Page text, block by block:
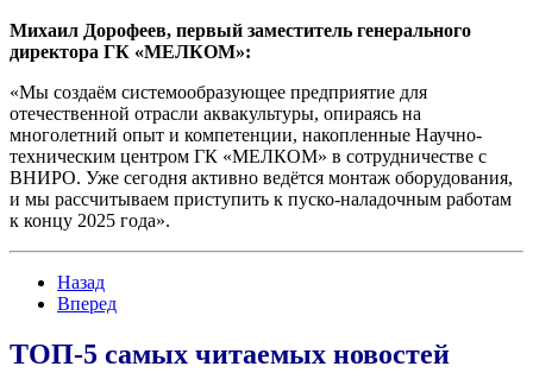
Михаил Дорофеев, первый заместитель генерального
директора ГК «МЕЛКОМ»:
«Мы создаём системообразующее предприятие для
отечественной отрасли аквакультуры, опираясь на
многолетний опыт и компетенции, накопленные Научно-
техническим центром ГК «МЕЛКОМ» в сотрудничестве с
ВНИРО. Уже сегодня активно ведётся монтаж оборудования,
и мы рассчитываем приступить к пуско-наладочным работам
к концу 2025 года».
Назад
Вперед
ТОП-5 самых читаемых новостей